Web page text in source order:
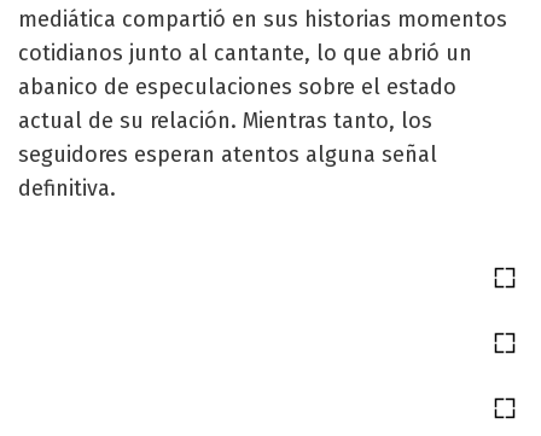
mediática compartió en sus historias momentos
cotidianos junto al cantante, lo que abrió un
abanico de especulaciones sobre el estado
actual de su relación. Mientras tanto, los
seguidores esperan atentos alguna señal
definitiva.